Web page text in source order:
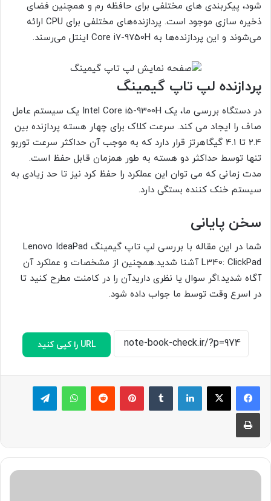
شود، پیکربندی های مختلفی برای حافظه رم و همچنین فضای
ذخیره سازی موجود است. پردازنده‌های مختلفی برای CPU ارائه
می‌شوند و این پردازنده‌ها به Core i7-9750H اینتل می‌رسند.
پردازنده لپ تاپ گیمینگ
در دستگاه بررسی ما، یک Intel Core i5-9300H یک سیستم عامل
صاف را ایجاد می کند. سرعت کلاک برای چهار هسته پردازنده بین
2.4 تا 4.1 گیگاهرتز قرار دارد که به موجب آن حداکثر سرعت توربو
تنها توسط حداکثر دو هسته به طور همزمان قابل حفظ است.
مدت زمانی که می توان این عملکرد را حفظ کرد نیز تا حد زیادی به
سیستم خنک کننده بستگی دارد.
سخن پایانی
شما در این مقاله با بررسی لپ تاپ گیمینگ Lenovo IdeaPad
L340: ClickPad آشنا شدید.همچنین از مشخصات و عملکرد آن
آگاه شدید.اگر سوال یا نظری داریدآن را در کامنت مطرح کنید تا
در اسرع وقت توسط ما جواب داده شود.
URL را کپی کنید
لینکدین ‫تامبلر پینترست‫رددیت واتس آپ تلگرام
چاپ
بررسی